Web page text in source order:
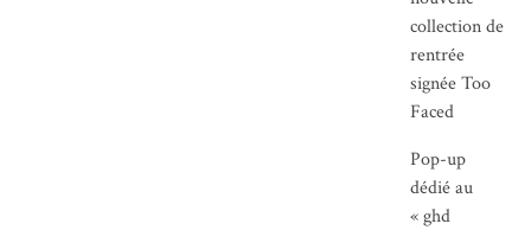
collection de
rentrée
signée Too
Faced
Pop-up
dédié au
« ghd